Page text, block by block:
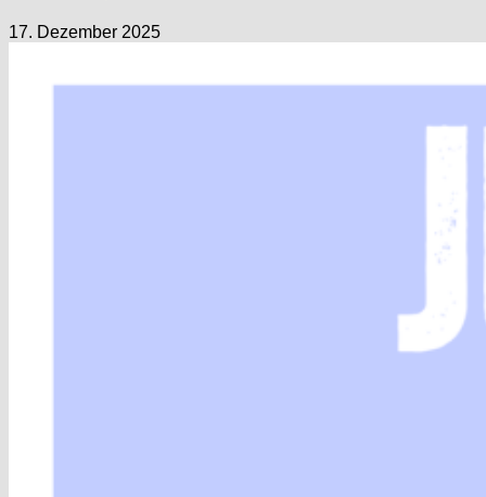
17. Dezember 2025